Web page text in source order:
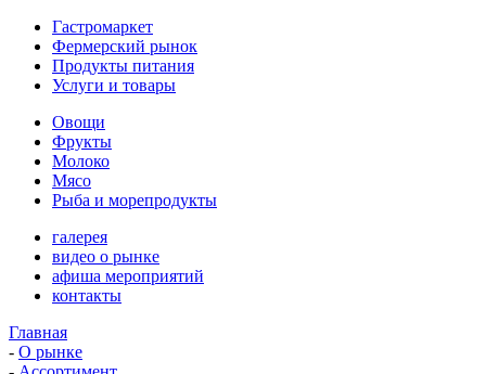
Гастромаркет
Фермерский рынок
Продукты питания
Услуги и товары
Овощи
Фрукты
Молоко
Мясо
Рыба и морепродукты
галерея
видео о рынке
афиша мероприятий
контакты
Главная
- О рынке